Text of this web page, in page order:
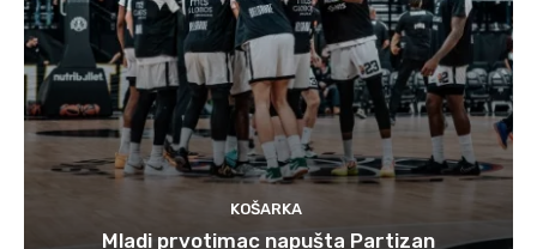
KOŠARKA
Mladi prvotimac napušta Partizan